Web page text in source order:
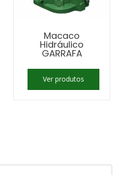
Macaco
Hidráulico
GARRAFA
Ver produtos